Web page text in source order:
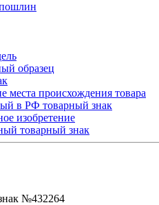
образец
места происхождения товара
в РФ товарный знак
изобретение
товарный знак